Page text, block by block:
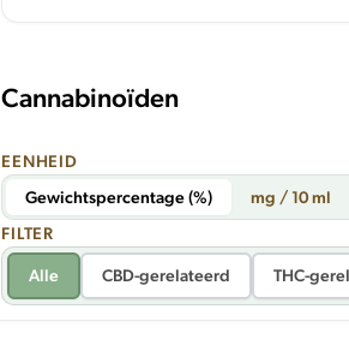
Cannabinoïden
EENHEID
Gewichtspercentage (%)
mg / 10 ml
FILTER
Alle CBD-gerelateerd THC-